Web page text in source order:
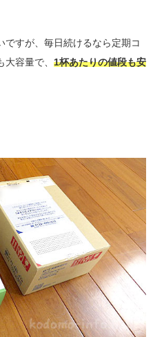
ですが、毎日続けるなら定期コ
容量で、 1杯あたりの値段も安